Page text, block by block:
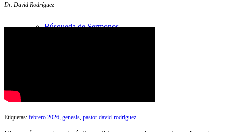
Búsqueda de Sermones
Dr. David Rodríguez
Etiquetas: febrero 2026 genesis pastor david rodriguez